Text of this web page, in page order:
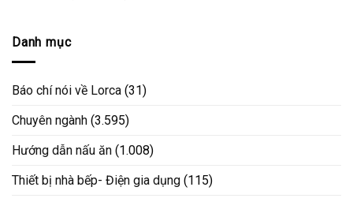
Danh mục
Báo chí nói về Lorca (31)
Chuyên ngành (3.595)
Hướng dẫn nấu ăn (1.008)
Thiết bị nhà bếp- Điện gia dụng (115)